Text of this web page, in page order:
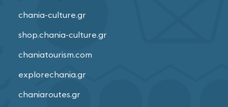
chania-culture.gr
shop.chania-culture.gr
chaniatourism.com
explorechania.gr
chaniaroutes.gr